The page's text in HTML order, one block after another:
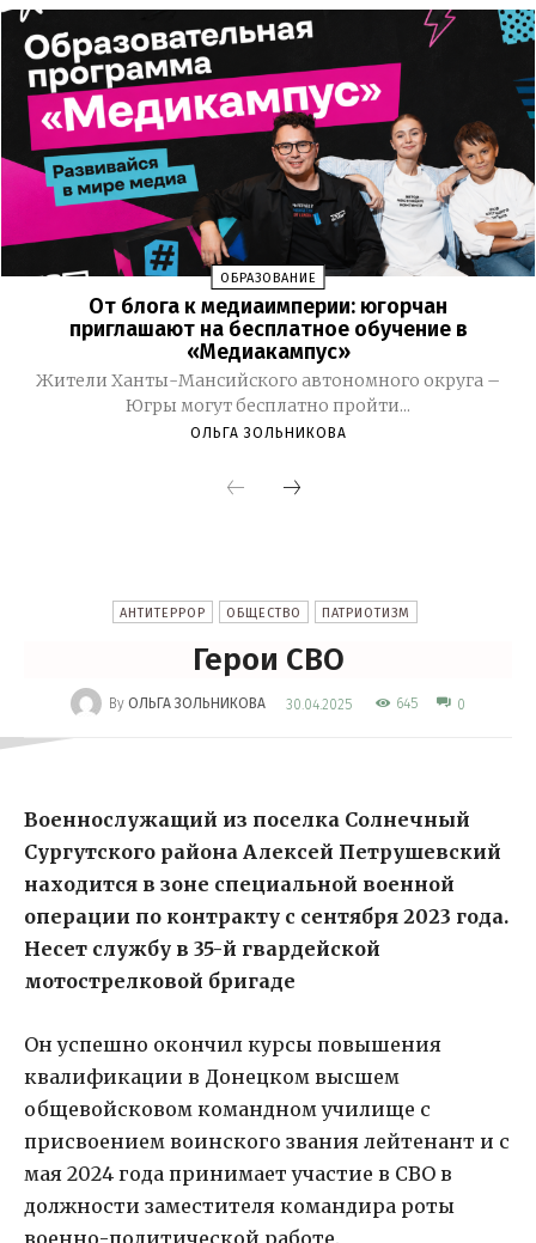
ОБРАЗОВАНИЕ
От блога к медиаимперии: югорчан
приглашают на бесплатное обучение в
«Медиакампус»
Жители Ханты-Мансийского автономного округа –
Югры могут бесплатно пройти...
ОЛЬГА ЗОЛЬНИКОВА